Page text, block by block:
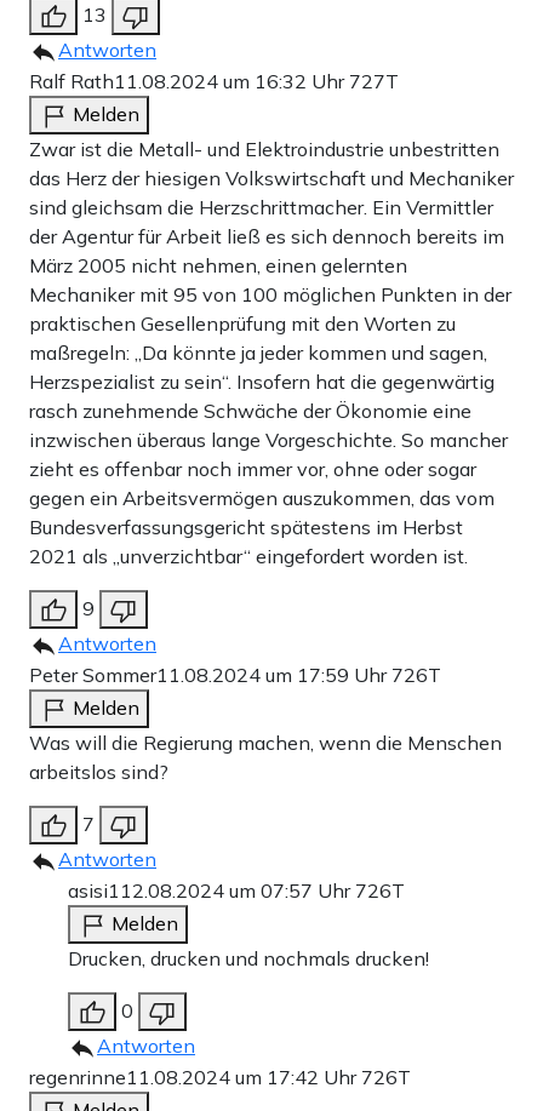
13
Antworten
Ralf Rath11.08.2024 um 16:32 Uhr 727T
Melden
Zwar ist die Metall- und Elektroindustrie unbestritten
das Herz der hiesigen Volkswirtschaft und Mechaniker
sind gleichsam die Herzschrittmacher. Ein Vermittler
der Agentur für Arbeit ließ es sich dennoch bereits im
März 2005 nicht nehmen, einen gelernten
Mechaniker mit 95 von 100 möglichen Punkten in der
praktischen Gesellenprüfung mit den Worten zu
maßregeln: „Da könnte ja jeder kommen und sagen,
Herzspezialist zu sein“. Insofern hat die gegenwärtig
rasch zunehmende Schwäche der Ökonomie eine
inzwischen überaus lange Vorgeschichte. So mancher
zieht es offenbar noch immer vor, ohne oder sogar
gegen ein Arbeitsvermögen auszukommen, das vom
Bundesverfassungsgericht spätestens im Herbst
2021 als „unverzichtbar“ eingefordert worden ist.
9
Antworten
Peter Sommer11.08.2024 um 17:59 Uhr 726T
Melden
Was will die Regierung machen, wenn die Menschen
arbeitslos sind?
7
Antworten
asisi1 12.08.2024 um 07:57 Uhr 726T
Melden
Drucken, drucken und nochmals drucken!
0
Antworten
regenrinne11.08.2024 um 17:42 Uhr 726T